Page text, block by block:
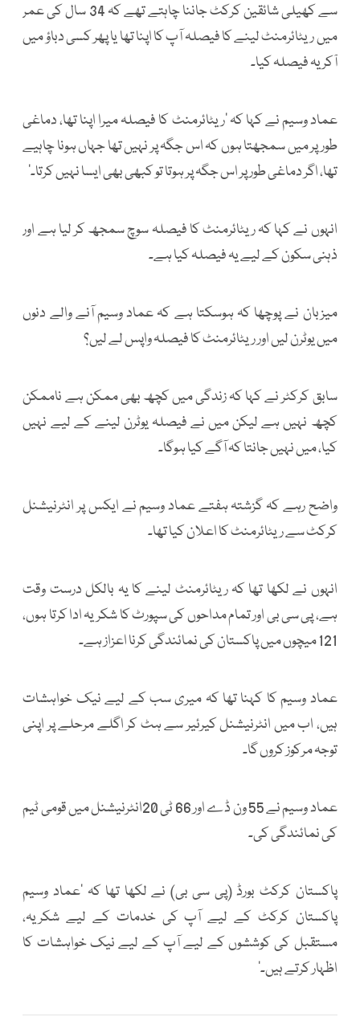
سے کھیلی شائقین کرکٹ جاننا چاہتے تھے کہ 34 سال کی عمر
میں ریٹائرمنٹ لینے کا فیصلہ آپ کا اپنا تھا یا پھر کسی دباؤ میں
آکر یہ فیصلہ کیا۔
عماد وسیم نے کہا کہ ’ریٹائرمنٹ کا فیصلہ میرا اپنا تھا، دماغی
طور پر میں سمجھتا ہوں کہ اس جگہ پر نہیں تھا جہاں ہونا چاہیے
تھا، اگر دماغی طور پر اس جگہ پر ہوتا تو کبھی بھی ایسا نہیں کرتا۔‘
انہوں نے کہا کہ ریٹائرمنٹ کا فیصلہ سوچ سمجھ کر لیا ہے اور
ذہنی سکون کے لیے یہ فیصلہ کیا ہے۔
میزبان نے پوچھا کہ ہوسکتا ہے کہ عماد وسیم آنے والے دنوں
میں یوٹرن لیں اور ریٹائرمنٹ کا فیصلہ واپس لے لیں؟
سابق کرکٹر نے کہا کہ زندگی میں کچھ بھی ممکن ہے ناممکن
کچھ نہیں ہے لیکن میں نے فیصلہ یوٹرن لینے کے لیے نہیں
کیا، میں نہیں جانتا کہ آگے کیا ہوگا۔
واضح رہے کہ گزشتہ ہفتے عماد وسیم نے ایکس پر انٹرنیشنل
کرکٹ سے ریٹائرمنٹ کا اعلان کیا تھا۔
انہوں نے لکھا تھا کہ ریٹائرمنٹ لینے کا یہ بالکل درست وقت
ہے، پی سی بی اور تمام مداحوں کی سپورٹ کا شکریہ ادا کرتا ہوں،
121 میچوں میں پاکستان کی نمائندگی کرنا اعزاز ہے۔
عماد وسیم کا کہنا تھا کہ میری سب کے لیے نیک خواہشات
ہیں، اب میں انٹرنیشنل کیرئیر سے ہٹ کر اگلے مرحلے پر اپنی
توجہ مرکوز کروں گا۔
عماد وسیم نے 55 ون ڈے اور 66 ٹی 20انٹرنیشنل میں قومی ٹیم
کی نمائندگی کی۔
پاکستان کرکٹ بورڈ (پی سی بی) نے لکھا تھا کہ ’عماد وسیم
پاکستان کرکٹ کے لیے آپ کی خدمات کے لیے شکریہ،
مستقبل کی کوششوں کے لیے آپ کے لیے نیک خواہشات کا
اظہار کرتے ہیں۔‘